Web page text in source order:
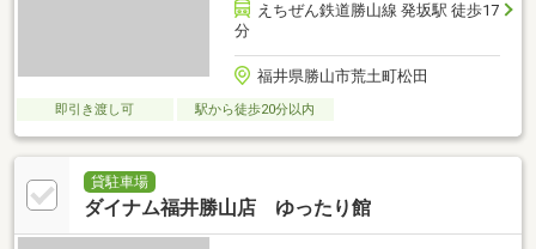
えちぜん鉄道勝山線 発坂駅 徒歩17
分
福井県勝山市荒土町松田
即引き渡し可 駅から徒歩20分以内
貸駐車場
ダイナム福井勝山店 ゆったり館